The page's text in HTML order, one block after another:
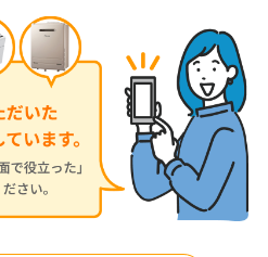
三菱 ルームエアコン MSZ-
JXV2526-W
東京都小平市